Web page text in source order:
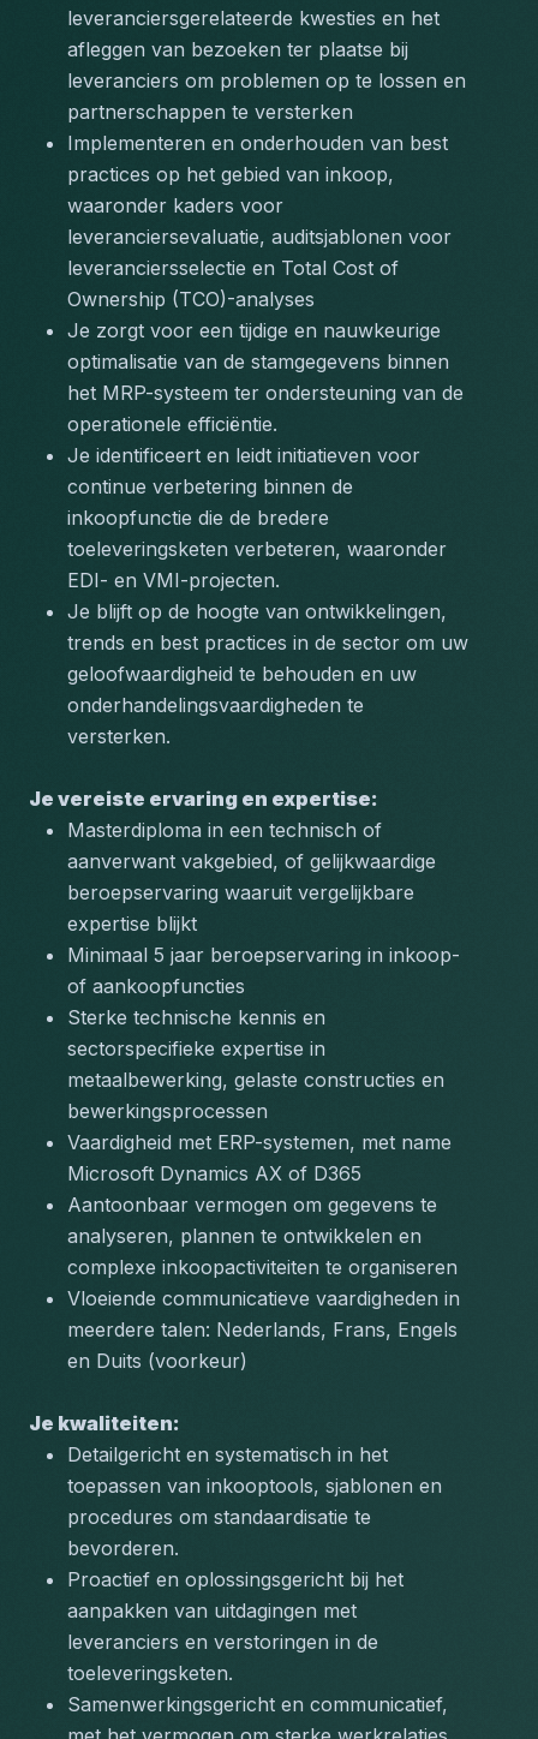
leveranciersgerelateerde kwesties en het
afleggen van bezoeken ter plaatse bij
leveranciers om problemen op te lossen en
partnerschappen te versterken
Implementeren en onderhouden van best
practices op het gebied van inkoop,
waaronder kaders voor
leveranciersevaluatie, auditsjablonen voor
leveranciersselectie en Total Cost of
Ownership (TCO)-analyses
Je zorgt voor een tijdige en nauwkeurige
optimalisatie van de stamgegevens binnen
het MRP-systeem ter ondersteuning van de
operationele efficiëntie.
Je identificeert en leidt initiatieven voor
continue verbetering binnen de
inkoopfunctie die de bredere
toeleveringsketen verbeteren, waaronder
EDI- en VMI-projecten.
Je blijft op de hoogte van ontwikkelingen,
trends en best practices in de sector om uw
geloofwaardigheid te behouden en uw
onderhandelingsvaardigheden te
versterken.
Je vereiste ervaring en expertise:
Masterdiploma in een technisch of
aanverwant vakgebied, of gelijkwaardige
beroepservaring waaruit vergelijkbare
expertise blijkt
Minimaal 5 jaar beroepservaring in inkoop-
of aankoopfuncties
Sterke technische kennis en
sectorspecifieke expertise in
metaalbewerking, gelaste constructies en
bewerkingsprocessen
Vaardigheid met ERP-systemen, met name
Microsoft Dynamics AX of D365
Aantoonbaar vermogen om gegevens te
analyseren, plannen te ontwikkelen en
complexe inkoopactiviteiten te organiseren
Vloeiende communicatieve vaardigheden in
meerdere talen: Nederlands, Frans, Engels
en Duits (voorkeur)
Je kwaliteiten:
Detailgericht en systematisch in het
toepassen van inkooptools, sjablonen en
procedures om standaardisatie te
bevorderen.
Proactief en oplossingsgericht bij het
aanpakken van uitdagingen met
leveranciers en verstoringen in de
toeleveringsketen.
Samenwerkingsgericht en communicatief,